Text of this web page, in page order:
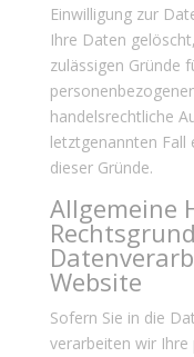
Einwilligung zur
Ihre Daten
zulässigen Gründe
handelsrechtliche
letztgenannten
dieser Gründe.
Allgemeine
Website
Sofern Sie in die
verarbeiten wir